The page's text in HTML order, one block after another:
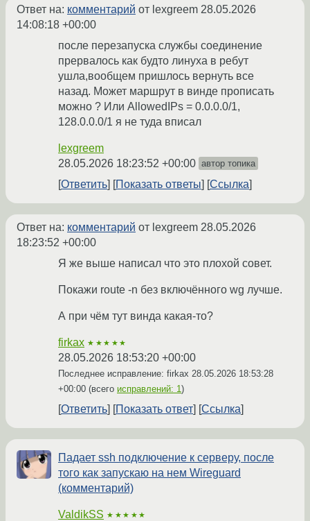
Ответ на: комментарий от lexgreem 28.05.2026
14:08:18 +00:00
после перезапуска службы соединение
прервалось как будто линуха в ребут
ушла,вообщем пришлось вернуть все
назад. Может маршрут в винде прописать
можно ? Или AllowedIPs = 0.0.0.0/1,
128.0.0.0/1 я не туда вписал
lexgreem
28.05.2026 18:23:52 +00:00 автор топика
Ответить Показать ответы Ссылка
Ответ на: комментарий от lexgreem 28.05.2026
18:23:52 +00:00
Я же выше написал что это плохой совет.
Покажи route -n без включённого wg лучше.
А при чём тут винда какая-то?
firkax ★★★★★
28.05.2026 18:53:20 +00:00
Последнее исправление: firkax 28.05.2026 18:53:28
+00:00 (всего исправлений: 1)
Ответить Показать ответ Ссылка
Падает ssh подключение к серверу, после
того как запускаю на нем Wireguard
(комментарий)
ValdikSS ★★★★★